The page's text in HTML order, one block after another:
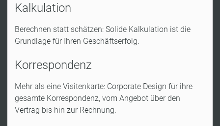
Kalkulation
Berechnen statt schätzen: Solide Kalkulation ist die
Grundlage für Ihren Geschäftserfolg.
Korrespondenz
Mehr als eine Visitenkarte: Corporate Design für ihre
gesamte Korrespondenz, vom Angebot über den
Vertrag bis hin zur Rechnung.